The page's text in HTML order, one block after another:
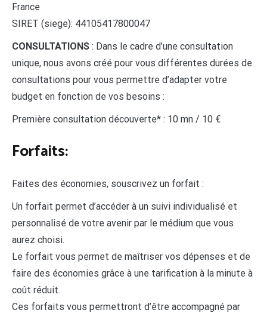
France
SIRET (siege): 44105417800047
CONSULTATIONS : Dans le cadre d’une consultation
unique, nous avons créé pour vous différentes durées de
consultations pour vous permettre d’adapter votre
budget en fonction de vos besoins :
Première consultation découverte* : 10 mn / 10 €
Forfaits:
Faites des économies, souscrivez un forfait :
Un forfait permet d’accéder à un suivi individualisé et
personnalisé de votre avenir par le médium que vous
aurez choisi.
Le forfait vous permet de maîtriser vos dépenses et de
faire des économies grâce à une tarification à la minute à
coût réduit.
Ces forfaits vous permettront d’être accompagné par